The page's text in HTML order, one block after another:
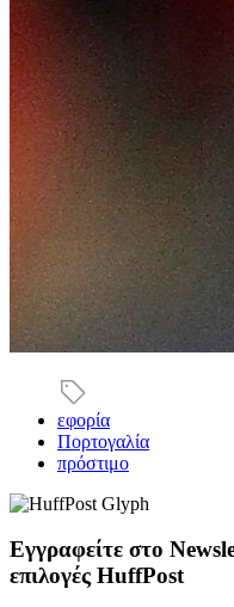
εφορία
Πορτογαλία
πρόστιμο
Εγγραφείτε στο
επιλογές HuffPost